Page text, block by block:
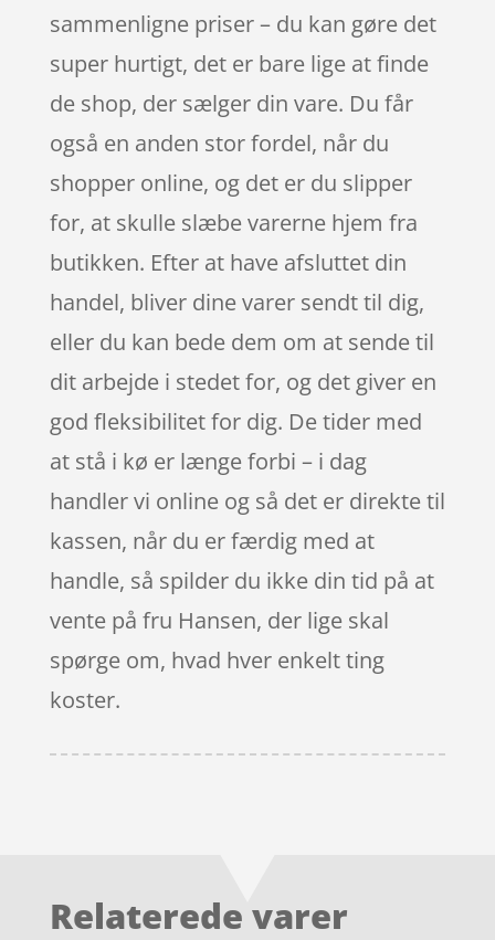
sammenligne priser – du kan gøre det
super hurtigt, det er bare lige at finde
de shop, der sælger din vare. Du får
også en anden stor fordel, når du
shopper online, og det er du slipper
for, at skulle slæbe varerne hjem fra
butikken. Efter at have afsluttet din
handel, bliver dine varer sendt til dig,
eller du kan bede dem om at sende til
dit arbejde i stedet for, og det giver en
god fleksibilitet for dig. De tider med
at stå i kø er længe forbi – i dag
handler vi online og så det er direkte til
kassen, når du er færdig med at
handle, så spilder du ikke din tid på at
vente på fru Hansen, der lige skal
spørge om, hvad hver enkelt ting
koster.
Relaterede varer